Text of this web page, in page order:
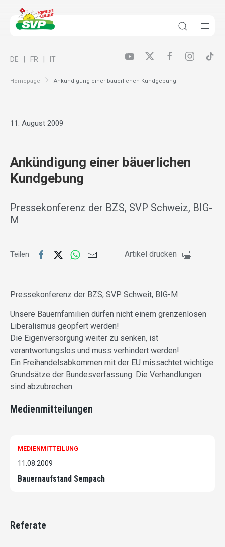
Homepage Ankündigung einer bäuerlichen Kundgebung
DE FR IT
11. August 2009
Ankündigung einer bäuerlichen
Kundgebung
Pressekonferenz der BZS, SVP Schweiz, BIG-
M
Teilen Artikel drucken
Pressekonferenz der BZS, SVP Schweit, BIG-M
Unsere Bauernfamilien dürfen nicht einem grenzenlosen
Liberalismus geopfert werden!
Die Eigenversorgung weiter zu senken, ist
verantwortungslos und muss verhindert werden!
Ein Freihandelsabkommen mit der EU missachtet wichtige
Grundsätze der Bundesverfassung. Die Verhandlungen
sind abzubrechen.
Medienmitteilungen
MEDIENMITTEILUNG
11.08.2009
Bauernaufstand Sempach
Referate